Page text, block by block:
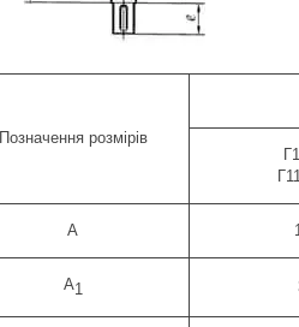
Позначення розмірів
A
A1